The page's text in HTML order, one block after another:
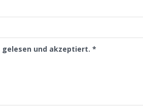
gelesen und akzeptiert. *